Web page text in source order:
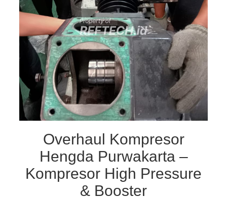
Overhaul Kompresor
Hengda Purwakarta –
Kompresor High Pressure
& Booster